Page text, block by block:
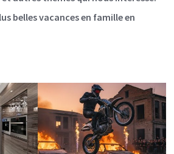
belles vacances en famille en